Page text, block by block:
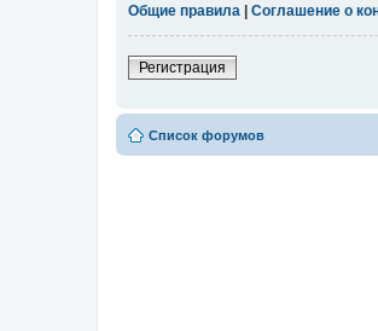
Общие правила | Соглашение о
Регистрация
Список форумов